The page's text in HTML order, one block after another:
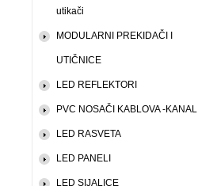
utikači
MODULARNI PREKIDAČI I
UTIČNICE
LED REFLEKTORI
PVC NOSAČI KABLOVA -KANALI
LED RASVETA
LED PANELI
LED SIJALICE